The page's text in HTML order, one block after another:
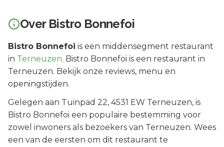
Over Bistro Bonnefoi
Bistro Bonnefoi is een middensegment restaurant
in Terneuzen. Bistro Bonnefoi is een restaurant in
Terneuzen. Bekijk onze reviews, menu en
openingstijden.
Gelegen aan Tuinpad 22, 4531 EW Terneuzen, is
Bistro Bonnefoi een populaire bestemming voor
zowel inwoners als bezoekers van Terneuzen. Wees
een van de eersten om dit restaurant te